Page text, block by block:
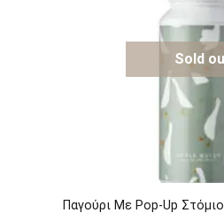
Sold
Παγούρι Με Pop-Up